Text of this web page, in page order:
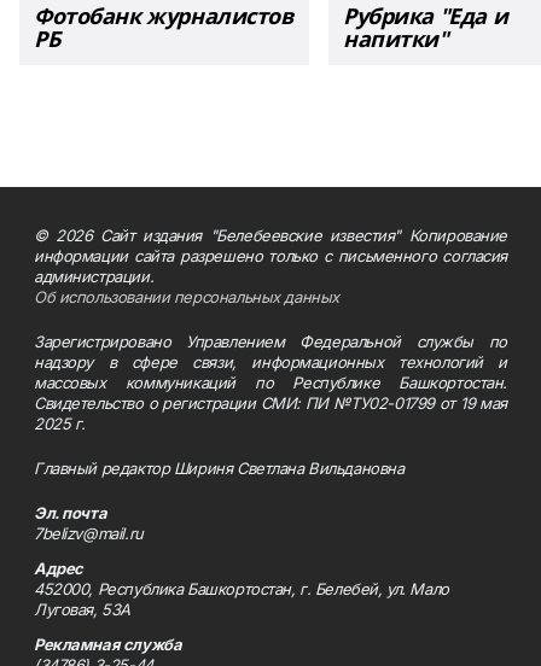
Фотобанк журналистов
РБ
Рубрика "Еда и
напитки"
© 2026 Сайт издания "Белебеевские известия" Копирование
информации сайта разрешено только с письменного согласия
администрации.
Об использовании персональных данных
Зарегистрировано Управлением Федеральной службы по
надзору в сфере связи, информационных технологий и
массовых коммуникаций по Республике Башкортостан.
Свидетельство о регистрации СМИ: ПИ №ТУ02-01799 от 19 мая
2025 г.
Главный редактор Шириня Светлана Вильдановна
Эл. почта
7belizv@mail.ru
Адрес
452000, Республика Башкортостан, г. Белебей, ул. Мало
Луговая, 53А
Рекламная служба